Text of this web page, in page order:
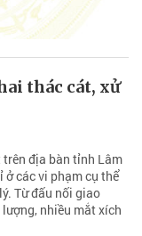
thác cát, xử
địa bàn tỉnh Lâm
ở các vi phạm cụ thể
Từ đấu nối giao
nhiều mắt xích